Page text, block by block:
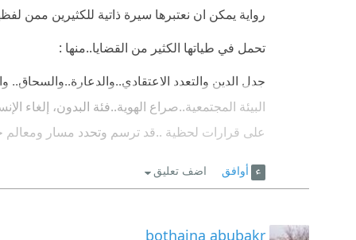
رواية يمكن ان نعتبرها سيرة ذاتية للكثيرين ممن
تحمل في طياتها الكثير من القضايا..منها :
جدل الدين والتعدد
البيئة المجتمعية..صراع الهوية..فئة البدون، إلغاء
على قرارات لحظية ..قد ترسم وتحدد مسار ومعالم
بالاضافة الى قضايا اخرى يضيق المجال لذكرها..
""لماذا كان جلوسي تحت الشجرة يزعج
أوافق اضف تعليق
bothaina abubakr